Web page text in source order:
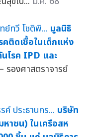
มูลนิธิ
ติดเชื้อในเด็กแห่ง
โรค IPD และ
รองศาสตราจารย์
บริษัท
าชน) ในเครือสห